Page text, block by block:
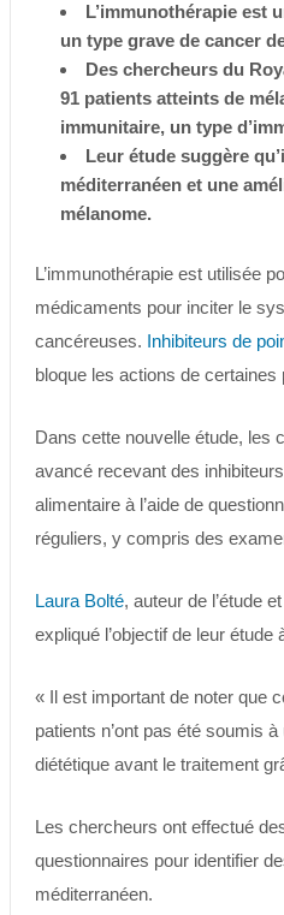
L’immunothérapie est
un type grave de cancer
Des chercheurs du
91 patients atteints de
immunitaire, un type
Leur étude suggère
méditerranéen et une
mélanome.
L’immunothérapie est utilisée
médicaments pour inciter le
cancéreuses. Inhibiteurs de
bloque les actions de certaines
Dans cette nouvelle étude, les
avancé recevant des
alimentaire à l’aide de
réguliers, y compris des
Laura Bolté, auteur de l’étude
expliqué l’objectif de leur étude
« Il est important de noter que
patients n’ont pas été soumis
diététique avant le traitement
Les chercheurs ont effectué
questionnaires pour identifier
méditerranéen.